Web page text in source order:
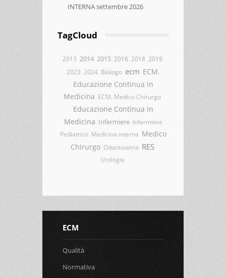
INTERNA settembre 2026
TagCloud
2013 2014 2015 2016 2018 2019
2023 2024 Biologo ecm ECM.
Educazione Continua in
Medicina ECM. Medico Chirurgo
Educazione Continua in
Medicina Infermiere Infermiere
Pediatrico Medicina interna Medico
Chirurgo Odontoiatria RES
Urologia
ECM
Qualità
Normativa